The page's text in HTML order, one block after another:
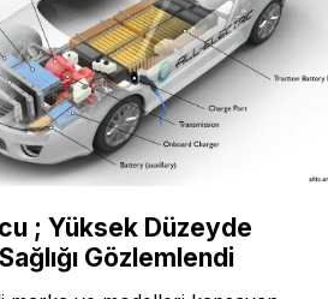
; Yüksek Düzeyde
Gözlemlendi